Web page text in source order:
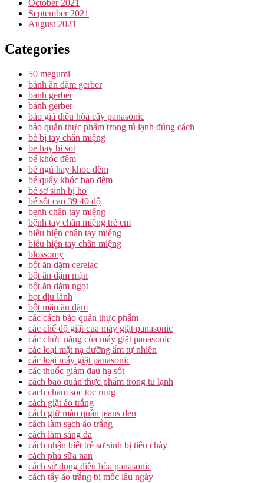
October 2021
September 2021
August 2021
Categories
50 megumi
bánh ăn dặm gerber
banh gerber
bánh gerber
báo giá điều hòa cây panasonic
bảo quản thực phẩm trong tủ lạnh đúng cách
bé bị tay chân miệng
be hay bi sot
bé khóc đêm
bé ngủ hay khóc đêm
bé quấy khóc ban đêm
bé sơ sinh bị ho
bé sốt cao 39 40 độ
bẹnh chân tay miệng
bệnh tay chân miệng trẻ em
biểu hiện chân tay miệng
biểu hiện tay chân miệng
blossomy
bột ăn dặm cerelac
bột ăn dặm mặn
bột ăn dặm ngọt
bọt dịu lành
bột mặn ăn dặm
các cách bảo quản thực phẩm
các chế độ giặt của máy giặt panasonic
các chức năng của máy giặt panasonic
các loại mặt nạ dưỡng ẩm tự nhiên
các loại máy giặt panasonic
các thuốc giảm đau hạ sốt
cách bảo quản thực phẩm trong tủ lạnh
cach cham soc toc rung
cách giặt áo trắng
cách giữ màu quần jeans đen
cách làm sạch áo trắng
cách làm sáng da
cách nhận biết trẻ sơ sinh bị tiêu chảy
cách pha sữa nan
cách sử dụng điều hòa panasonic
cách tẩy áo trắng bị mốc lâu ngày